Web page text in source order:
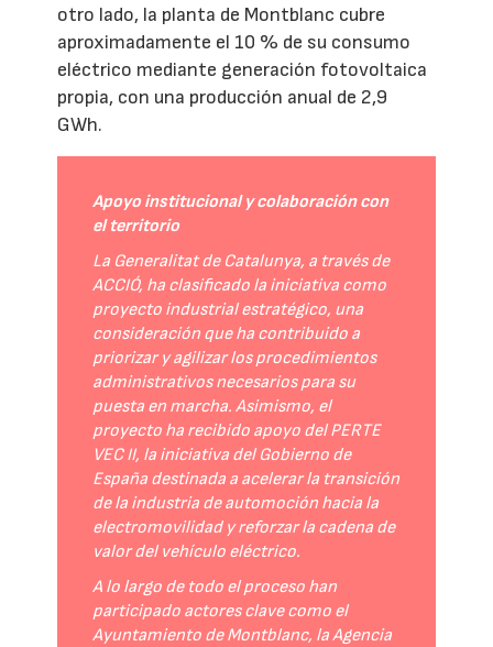
otro lado, la planta de Montblanc cubre
aproximadamente el 10 % de su consumo
eléctrico mediante generación fotovoltaica
propia, con una producción anual de 2,9
GWh.
Apoyo institucional y colaboración con
el territorio
La Generalitat de Catalunya, a través de
ACCIÓ, ha clasificado la iniciativa como
proyecto industrial estratégico, una
consideración que ha contribuido a
priorizar y agilizar los procedimientos
administrativos necesarios para su
puesta en marcha. Asimismo, el
proyecto ha recibido apoyo del PERTE
VEC II, la iniciativa del Gobierno de
España destinada a acelerar la transición
de la industria de automoción hacia la
electromovilidad y reforzar la cadena de
valor del vehículo eléctrico.
A lo largo de todo el proceso han
participado actores clave como el
Ayuntamiento de Montblanc, la Agencia